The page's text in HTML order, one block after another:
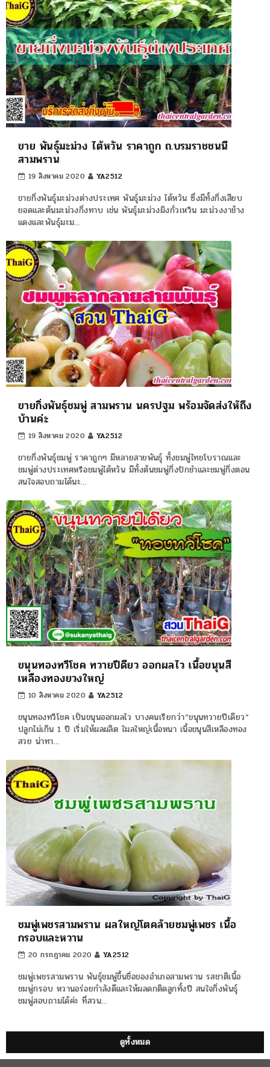
ขาย พันธุ์มะม่วง ไต้หวัน ราคาถูก ถ.บรมราชชนนี
สามพราน
19 สิงหาคม 2020 YA2512
ขายกิ่งพันธุ์มะม่วงต่างประเทศ พันธุ์มะม่วง ไต้หวัน ซึ่งมีทั้งกิ่งเสียบ
ยอดและต้นมะม่วงกิ่งทาบ เช่น พันธุ์มะม่วงผิงกั่วเหวิน มะม่วงงาช้าง
แดงและพันธุ์มะม…
ขายกิ่งพันธุ์ชมพู่ สามพราน นครปฐม พร้อมจัดส่งให้ถึง
บ้านค่ะ
19 สิงหาคม 2020 YA2512
ขายกิ่งพันธุ์ชมพู่ ราคาถูกๆ มีหลายสายพันธุ์ ทั้งชมพู่ไทยโบราณและ
ชมพู่ต่างประเทศหรือชมพู่ไต้หวัน มีทั้งต้นชมพู่กิ่งปักชำและชมพู่กิ่งตอน
สนใจสอบถามได้นะ…
ขนุนทองทวีโชค ทวายปีดียว ออกผลไว เนื้อขนุนสี
เหลืองทองยวงใหญ่
10 สิงหาคม 2020 YA2512
ขนุนทองทวีโชค เป็นขนุนออกผลไว บางคนเรียกว่า”ขนุนทวายปีเดียว”
ปลูกไม่เกิน 1 ปี เริ่มให้ผลผลิต ใผลใหญ่เนื้อหนา เนื้อขนุนสีเหลืองทอง
สวย น่าทา…
ชมพู่เพชรสามพราน ผลใหญ่โตคล้ายชมพู่เพชร เนื้อ
กรอบและหวาน
20 กรกฎาคม 2020 YA2512
ชมพู่เพชรสามพราน พันธุ์ชมพู่ขึ้นชื่อของอำเภอสามพราน รสชาติเนื้อ
ชมพู่กรอบ หวานอร่อยกำลังดีและให้ผลดกติดลูกทั้งปี สนใจกิ่งพันธุ์
ชมพู่สอบถามได้ค่ะ ที่สวน…
ดูทั้งหมด